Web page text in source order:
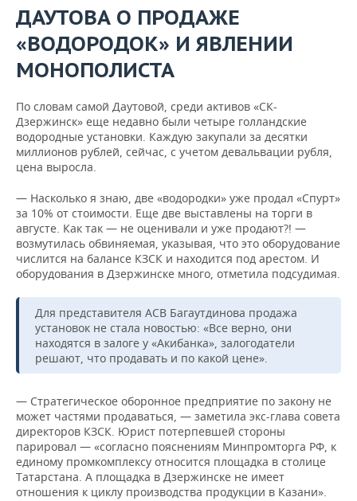
ДАУТОВА О ПРОДАЖЕ
«ВОДОРОДОК» И ЯВЛЕНИИ
МОНОПОЛИСТА
По словам самой Даутовой, среди активов «СК-
Дзержинск» еще недавно были четыре голландские
водородные установки. Каждую закупали за десятки
миллионов рублей, сейчас, с учетом девальвации рубля,
цена выросла.
— Насколько я знаю, две «водородки» уже продал «Спурт»
за 10% от стоимости. Еще две выставлены на торги в
августе. Как так — не оценивали и уже продают?! —
возмутилась обвиняемая, указывая, что это оборудование
числится на балансе КЗСК и находится под арестом. И
оборудования в Дзержинске много, отметила подсудимая.
Для представителя АСВ Багаутдинова продажа
установок не стала новостью: «Все верно, они
находятся в залоге у «Акибанка», залогодатели
решают, что продавать и по какой цене».
— Стратегическое оборонное предприятие по закону не
может частями продаваться, — заметила экс-глава совета
директоров КЗСК. Юрист потерпевшей стороны
парировал — «согласно пояснениям Минпромторга РФ, к
единому промкомплексу относится площадка в столице
Татарстана. А площадка в Дзержинске не имеет
отношения к циклу производства продукции в Казани».